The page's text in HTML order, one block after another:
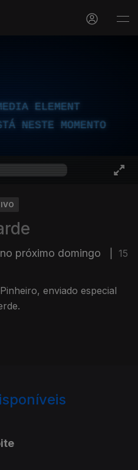
ELEMENT
NESTE MOMENTO
próximo domingo
15
enviado especial